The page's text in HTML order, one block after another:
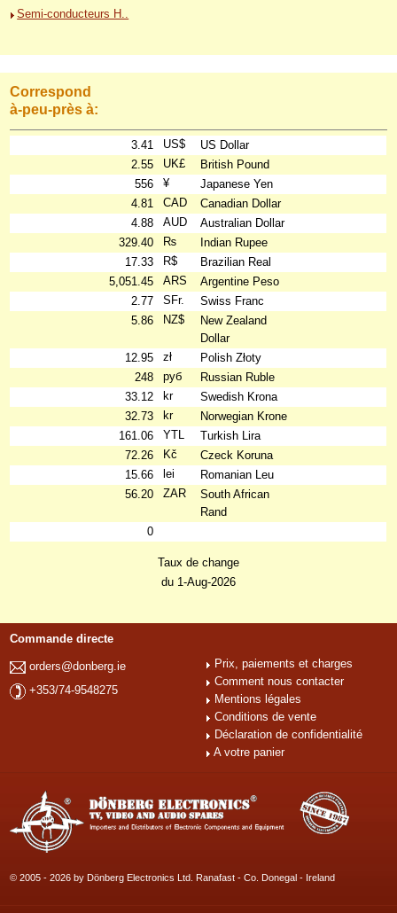
Semi-conducteurs H..
Correspond
à-peu-près à:
3.41 US$
US Dollar
2.55
UK£
British Pound
556
¥
Japanese Yen
4.81
CAD
Canadian Dollar
4.88
AUD
Australian Dollar
329.40
₨
Indian Rupee
17.33
R$
Brazilian Real
5,051.45
ARS
Argentine Peso
2.77
SFr.
Swiss Franc
5.86
NZ$
New Zealand
Dollar
12.95
zł
Polish Złoty
248
руб
Russian Ruble
33.12
kr
Swedish Krona
32.73
kr
Norwegian Krone
161.06
YTL
Turkish Lira
72.26
Kč
Czeck Koruna
15.66
lei
Romanian Leu
56.20
ZAR
South African
Rand
0
Taux de change
du 1-Aug-2026
Commande directe
orders@donberg.ie
+353/74-9548275
Prix, paiements et charges
Comment nous contacter
Mentions légales
Conditions de vente
Déclaration de confidentialité
A votre panier
© 2005 - 2026 by Dönberg Electronics Ltd. Ranafast - Co. Donegal - Ireland